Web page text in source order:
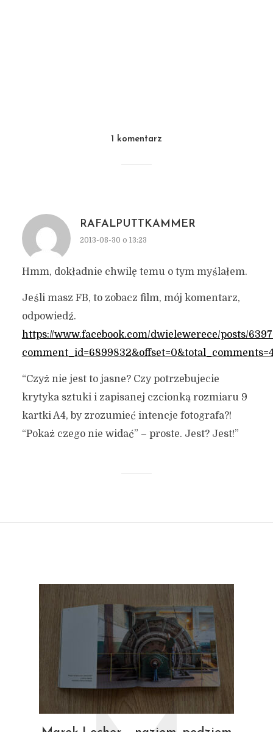
1 komentarz
RAFALPUTTKAMMER
2013-08-30 o 13:23
Hmm, dokładnie chwilę temu o tym myślałem.
Jeśli masz FB, to zobacz film, mój komentarz,
odpowiedź.
https://www.facebook.com/dwielewerece/posts/
“Czyż nie jest to jasne? Czy potrzebujecie
krytyka sztuki i zapisanej czcionką rozmiaru 9
kartki A4, by zrozumieć intencje fotografa?!
“Pokaż czego nie widać” – proste. Jest? Jest!”